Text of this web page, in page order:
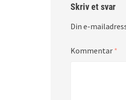
Skriv et svar
Din e-
Kommentar *